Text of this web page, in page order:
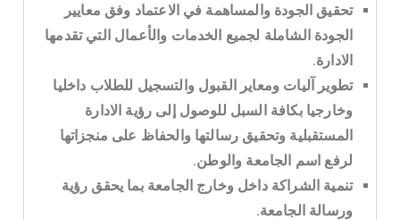
تحقيق الجودة والمساهمة في الاعتماد وفق معايير
الجودة الشاملة لجميع الخدمات والأعمال التي تقدمها
الادارة.
تطوير آليات ومعاير القبول والتسجيل للطلاب داخليا
وخارجيا بكافة السبل للوصول إلى رؤية الادارة
المستقبلية وتحقيق رسالتها والحفاظ على منجزاتها
لرفع اسم الجامعة والوطن.
تنمية الشراكة داخل وخارج الجامعة بما يحقق رؤية
ورسالة الجامعة.